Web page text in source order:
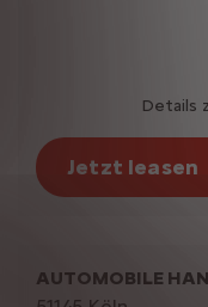
Details
Jetzt leasen
AUTOMOBILE